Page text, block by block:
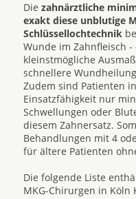
Die zahnärztliche
exakt diese unblutige
Schlüssellochtechnik
Wunde im Zahnfleisch
kleinstmögliche
schnellere
Zudem sind Patienten
Einsatzfähigkeit nur
Schwellungen oder
diesem Zahnersatz.
Behandlungen mit 4
für ältere Patienten
Die folgende Liste
MKG-Chirurgen in Köln